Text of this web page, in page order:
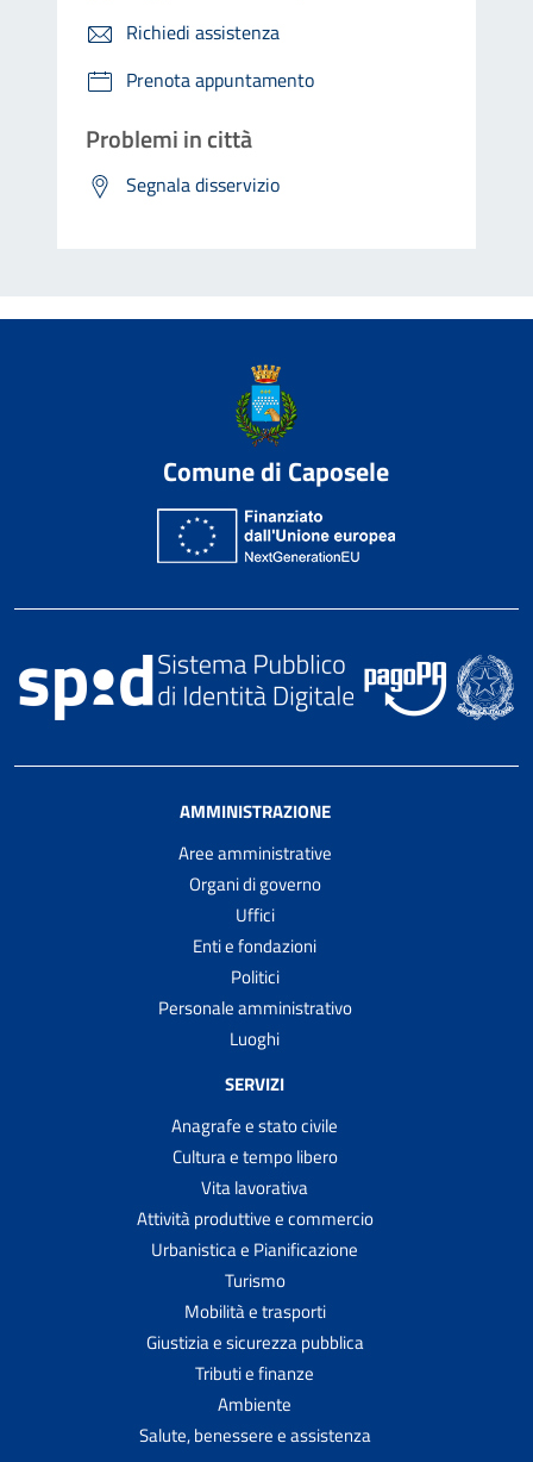
Richiedi assistenza
Prenota appuntamento
Problemi in città
Segnala disservizio
Comune di Caposele
AMMINISTRAZIONE
Aree amministrative
Organi di governo
Uffici
Enti e fondazioni
Politici
Personale amministrativo
Luoghi
SERVIZI
Anagrafe e stato civile
Cultura e tempo libero
Vita lavorativa
Attività produttive e commercio
Urbanistica e Pianificazione
Turismo
Mobilità e trasporti
Giustizia e sicurezza pubblica
Tributi e finanze
Ambiente
Salute, benessere e assistenza